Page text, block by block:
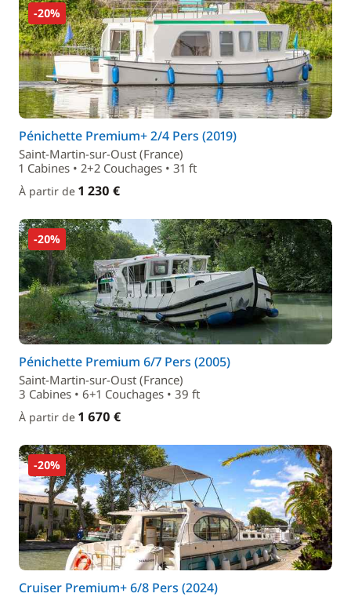
-20%
Pénichette Premium+ 2/4 Pers (2019)
Saint-Martin-sur-Oust (France)
1 Cabines • 2+2 Couchages • 31 ft
À partir de 1 230 €
-20%
Pénichette Premium 6/7 Pers (2005)
Saint-Martin-sur-Oust (France)
3 Cabines • 6+1 Couchages • 39 ft
À partir de 1 670 €
-20%
Cruiser Premium+ 6/8 Pers (2024)